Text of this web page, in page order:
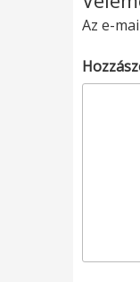
Az e-